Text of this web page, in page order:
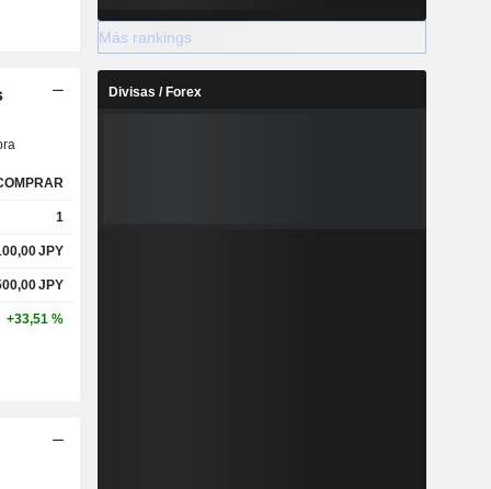
1
JPY
JPY
+33,51 %
Más rankings
Divisas / Forex